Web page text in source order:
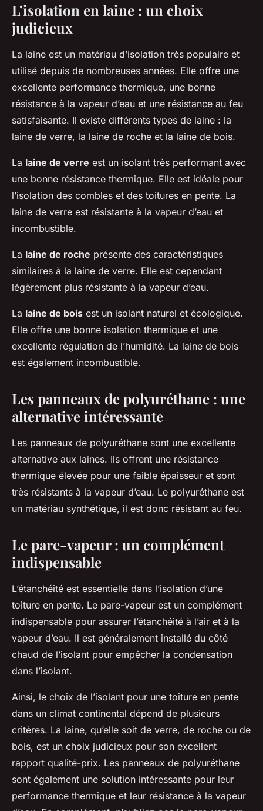
L’isolation en laine : un choix
judicieux
La laine est un matériau d’isolation très populaire et
utilisé depuis de nombreuses années. Elle offre une
excellente performance thermique, une bonne
résistance à la vapeur d’eau et une résistance au feu
satisfaisante. Il existe différents types de laine : la
laine de verre, la laine de roche et la laine de bois.
La laine de verre est un isolant très performant avec
une bonne résistance thermique. Elle est idéale pour
l’isolation des combles et des toitures en pente. La
laine de verre est résistante à la vapeur d’eau et
incombustible.
La laine de roche présente des caractéristiques
similaires à la laine de verre. Elle est cependant
légèrement plus résistante à la vapeur d’eau.
La laine de bois est un isolant naturel et écologique.
Elle offre une bonne isolation thermique et une
excellente régulation de l’humidité. La laine de bois
est également incombustible.
Les panneaux de polyuréthane : une
alternative intéressante
Les panneaux de polyuréthane sont une excellente
alternative aux laines. Ils offrent une résistance
thermique élevée pour une faible épaisseur et sont
très résistants à la vapeur d’eau. Le polyuréthane est
un matériau synthétique, il est donc résistant au feu.
Le pare-vapeur : un complément
indispensable
L’étanchéité est essentielle dans l’isolation d’une
toiture en pente. Le pare-vapeur est un complément
indispensable pour assurer l’étanchéité à l’air et à la
vapeur d’eau. Il est généralement installé du côté
chaud de l’isolant pour empêcher la condensation
dans l’isolant.
Ainsi, le choix de l’isolant pour une toiture en pente
dans un climat continental dépend de plusieurs
critères. La laine, qu’elle soit de verre, de roche ou de
bois, est un choix judicieux pour son excellent
rapport qualité-prix. Les panneaux de polyuréthane
sont également une solution intéressante pour leur
performance thermique et leur résistance à la vapeur